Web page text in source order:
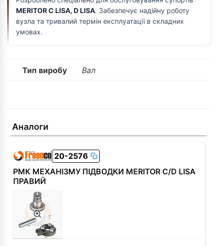
MERITOR C LISA, D LISA. Забезпечує надійну роботу
вузла та тривалий термін експлуатації в складних
умовах.
Тип виробу Вал
Аналоги
20-2576
РМК МЕХАНІЗМУ ПІДВОДКИ MERITOR C/D LISA
ПРАВИЙ